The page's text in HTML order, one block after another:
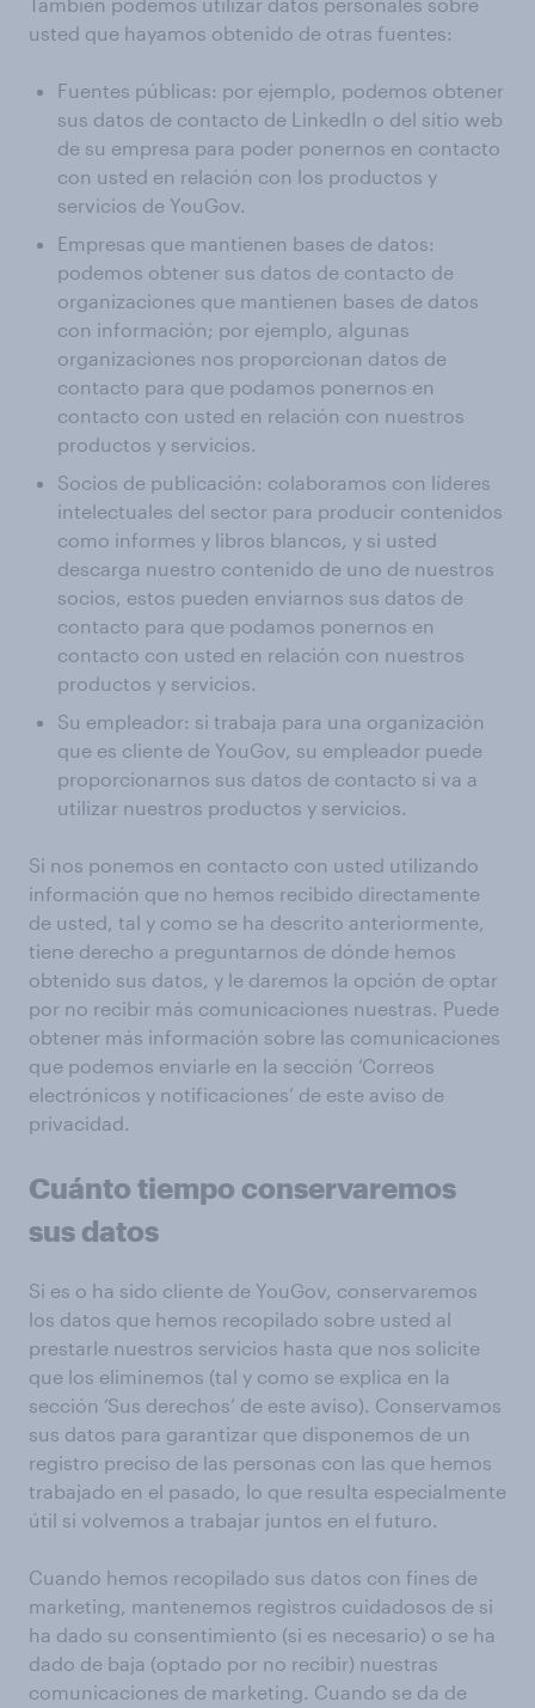
usted que hayamos obtenido de otras fuentes:
Fuentes públicas: por ejemplo, podemos obtener
sus datos de contacto de LinkedIn o del sitio web
de su empresa para poder ponernos en contacto
con usted en relación con los productos y
servicios de YouGov.
Empresas que mantienen bases de datos:
podemos obtener sus datos de contacto de
organizaciones que mantienen bases de datos
con información; por ejemplo, algunas
organizaciones nos proporcionan datos de
contacto para que podamos ponernos en
contacto con usted en relación con nuestros
productos y servicios.
Socios de publicación: colaboramos con líderes
intelectuales del sector para producir contenidos
como informes y libros blancos, y si usted
descarga nuestro contenido de uno de nuestros
socios, estos pueden enviarnos sus datos de
contacto para que podamos ponernos en
contacto con usted en relación con nuestros
productos y servicios.
Su empleador: si trabaja para una organización
que es cliente de YouGov, su empleador puede
proporcionarnos sus datos de contacto si va a
utilizar nuestros productos y servicios.
Si nos ponemos en contacto con usted utilizando
información que no hemos recibido directamente
de usted, tal y como se ha descrito anteriormente,
tiene derecho a preguntarnos de dónde hemos
obtenido sus datos, y le daremos la opción de optar
por no recibir más comunicaciones nuestras. Puede
obtener más información sobre las comunicaciones
que podemos enviarle en la sección ‘Correos
electrónicos y notificaciones’ de este aviso de
privacidad.
Cuánto tiempo conservaremos
sus datos
Si es o ha sido cliente de YouGov, conservaremos
los datos que hemos recopilado sobre usted al
prestarle nuestros servicios hasta que nos solicite
que los eliminemos (tal y como se explica en la
sección ‘Sus derechos’ de este aviso). Conservamos
sus datos para garantizar que disponemos de un
registro preciso de las personas con las que hemos
trabajado en el pasado, lo que resulta especialmente
útil si volvemos a trabajar juntos en el futuro.
Cuando hemos recopilado sus datos con fines de
marketing, mantenemos registros cuidadosos de si
ha dado su consentimiento (si es necesario) o se ha
dado de baja (optado por no recibir) nuestras
comunicaciones de marketing. Cuando se da de